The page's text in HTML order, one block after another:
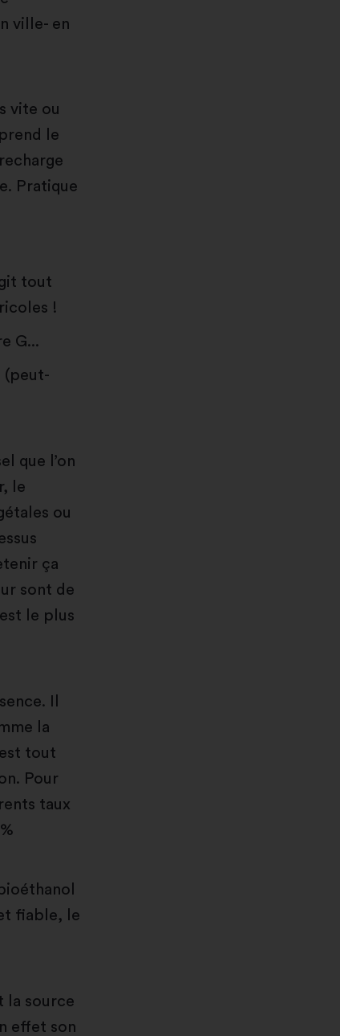
vos Options
paramètres de confidentialité, en
ville- en
vite ou
le
Pratique
tout
!
G...
(peut-
que l’on
le
ou
ça
sont de
le plus
Il
la
tout
Pour
taux
fiable, le
la source
effet son